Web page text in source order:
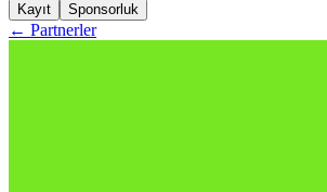
Kayıt
Sponsorluk
← Partnerler